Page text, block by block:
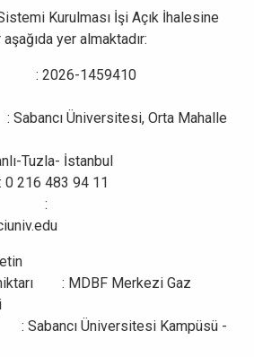
Kurulması İşi Açık İhalesine
yer almaktadır:
: 2026-1459410
Üniversitesi, Orta Mahalle
Tuzla- İstanbul
483 94 11
:
: MDBF Merkezi Gaz
Üniversitesi Kampüsü -